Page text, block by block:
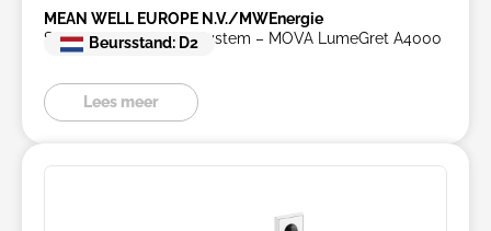
MEAN WELL EUROPE N.V./MWEnergie
Solar Power Storage System – MOVA LumeGret A4000
Beursstand: D2
Lees meer